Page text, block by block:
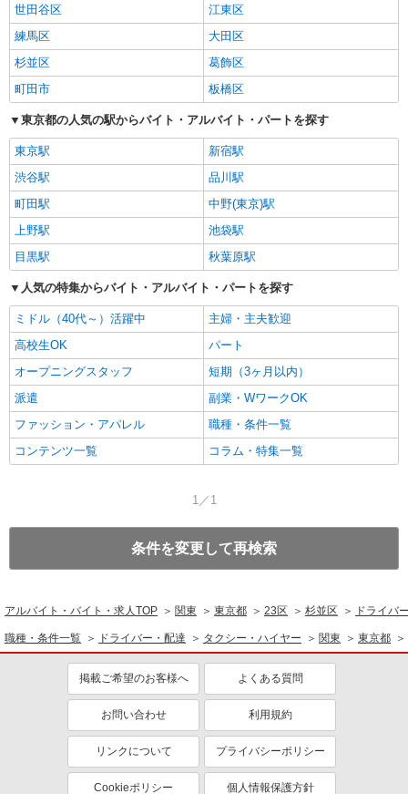
世田谷区
江東区
練馬区
大田区
杉並区
葛飾区
町田市
板橋区
東京都の人気の駅からバイト・アルバイト・パートを探す
東京駅
新宿駅
渋谷駅
品川駅
町田駅
中野(東京)駅
上野駅
池袋駅
目黒駅
秋葉原駅
人気の特集からバイト・アルバイト・パートを探す
ミドル（40代～）活躍中
主婦・主夫歓迎
高校生OK
パート
オープニングスタッフ
短期（3ヶ月以内）
派遣
副業・WワークOK
ファッション・アパレル
職種・条件一覧
コンテンツ一覧
コラム・特集一覧
1／1
条件を変更して再検索
アルバイト・バイト・求人TOP 関東 東京都 23区 杉並区 ドライバ
職種・条件一覧 ドライバー・配達 タクシー・ハイヤー 関東 東京都
掲載ご希望のお客様へ よくある質問
お問い合わせ 利用規約
リンクについて プライバシーポリシー
Cookieポリシー 個人情報保護方針